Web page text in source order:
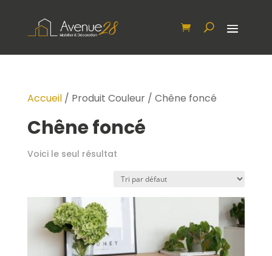
Accueil/ Produit Couleur / Chêne foncé
Chêne foncé
Voici le seul résultat